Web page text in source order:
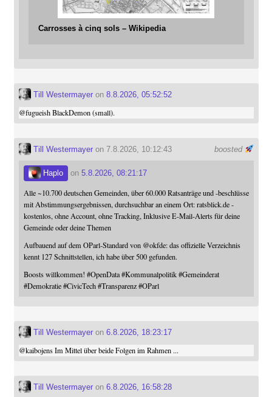
Carrosses à cinq sols – Wikipedia
Till Westermayeron 8.8.2026, 05:52:52
@fugueishBlackDemon (small).
boosted
Till Westermayeron 7.8.2026, 10:12:43
Haplo on 5.8.2026, 08:21:17
Alle ~10.700 deutschen Gemeinden, über 60.000 Ratsanträge und -beschlüsse
mit Abstimmungsergebnissen, durchsuchbar an einem Ort: ratsblick.de -
kostenlos, ohne Account, ohne Tracking, Inklusive E-Mail-Alerts für deine
Gemeinde oder deine Themen
Aufbauend auf dem OParl-Standard von @okfde: das offizielle Verzeichnis
kennt 127 Schnittstellen, ich habe über 500 gefunden.
Boosts willkommen! #OpenData #Kommunalpolitik #Gemeinderat
#Demokratie #CivicTech #Transparenz #OParl
Till Westermayeron 6.8.2026, 18:23:17
@kaibojensIm Mittel über beide Folgen im Rahmen ...
Till Westermayeron 6.8.2026, 16:58:28